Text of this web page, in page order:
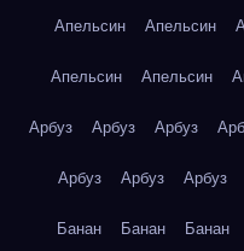
Апельсин Апельсин
Апельсин Апельсин
Арбуз Арбуз Арбуз
Арбуз Арбуз Арбуз
Банан Банан Банан